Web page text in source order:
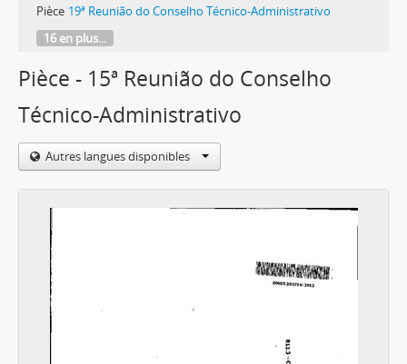
Pièce 19ª Reunião do Conselho Técnico-Administrativo
16 en plus...
Pièce - 15ª Reunião do Conselho
Técnico-Administrativo
Autres langues disponibles